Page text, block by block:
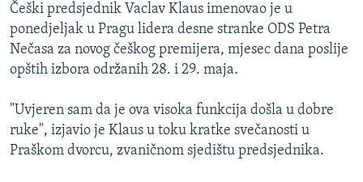
FOTOGALERIJE
INFOGRAFIKE
RAT U UKRAJINI
KINA NA BALKANU
RSE PRIČE IZ SVIJETA
ISPRIČAJ MI
DNEVNO@RSE
Češki predsjednik Vaclav Klaus imenovao je u
ponedjeljak u Pragu lidera desne stranke ODS Petra
Nečasa za novog češkog premijera, mjesec dana poslije
opštih izbora održanih 28. i 29. maja.
"Uvjeren sam da je ova visoka funkcija došla u dobre
ruke", izjavio je Klaus u toku kratke svečanosti u
Praškom dvorcu, zvaničnom sjedištu predsjednika.